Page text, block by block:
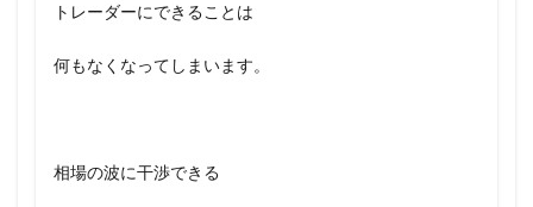
トレーダーにできることは
何もなくなってしまいます。
相場の波に干渉できる